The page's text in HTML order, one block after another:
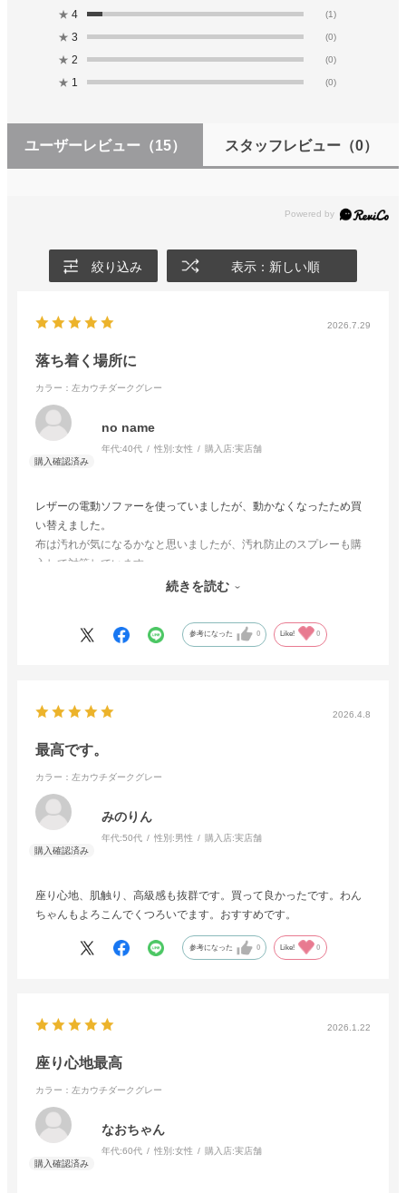
★ 4 (1)
★ 3 (0)
★ 2 (0)
★ 1 (0)
ユーザーレビュー （15） スタッフレビュー（0）
絞り込み 表示：新しい順
2026.7.29
落ち着く場所に
カラー：左カウチダークグレー
no name
年代:40代 性別:女性 購入店:実店舗
レザーの電動ソファーを使っていましたが、動かなくなったため買
い替えました。
布は汚れが気になるかなと思いましたが、汚れ防止のスプレーも購
入して対策しています。
ソファー下の掃除もできるし、5人同時に座れるのでリビングにいる
続きを読む
参考になった 0 Like! 0
2026.4.8
最高です。
カラー：左カウチダークグレー
みのりん
年代:50代 性別:男性 購入店:実店舗
座り心地、肌触り、高級感も抜群です。買って良かったです。わん
ちゃんもよろこんでくつろいでます。おすすめです。
参考になった 0 Like! 0
2026.1.22
座り心地最高
カラー：左カウチダークグレー
なおちゃん
年代:60代 性別:女性 購入店:実店舗